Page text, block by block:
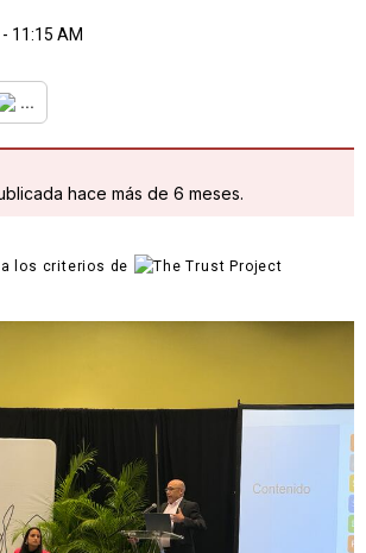
11:15 AM
...
hace más de 6 meses.
los criterios de